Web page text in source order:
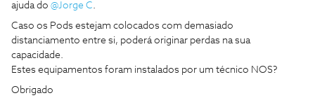
ajuda do @Jorge C.
Caso os Pods estejam colocados com demasiado
distanciamento entre si, poderá originar perdas na sua
capacidade.
Estes equipamentos foram instalados por um técnico NOS?
Obrigado